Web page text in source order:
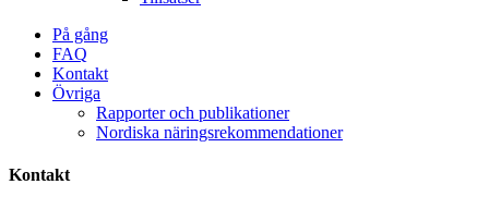
På gång
FAQ
Kontakt
Övriga
Rapporter och publikationer
Nordiska näringsrekommendationer
Kontakt